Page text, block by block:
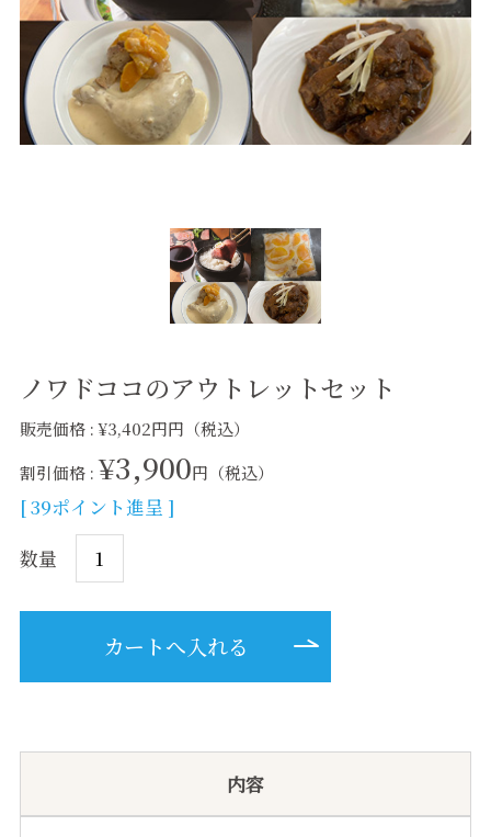
ノワドココのアウトレットセット
販売価格 : ¥3,402円円（税込）
割引価格 : ¥3,900円（税込）
[ 39ポイント進呈 ]
数量
内容